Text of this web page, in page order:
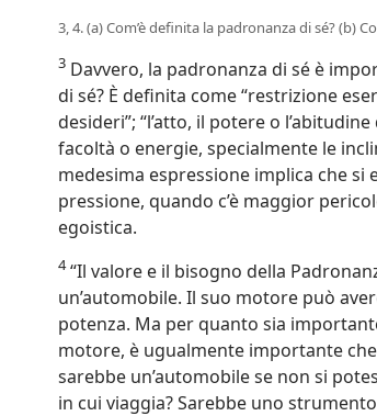
3, 4. (a) Com’è definita la padronanza di sé? (b)
3 Davvero, la padronanza di sé è
di sé? È definita come “restrizione
desideri”; “l’atto, il potere o
facoltà o energie, specialmente le
medesima espressione implica che
pressione, quando c’è maggior
egoistica.
4“Il valore e il bisogno della
un’automobile. Il suo motore può
potenza. Ma per quanto sia
motore, è ugualmente importante
sarebbe un’automobile se non si
in cui viaggia? Sarebbe uno